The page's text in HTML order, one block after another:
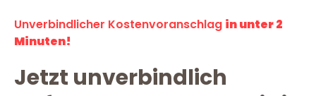
Unverbindlicher Kostenvoranschlag in unter 2
Minuten!
Jetzt unverbindlich